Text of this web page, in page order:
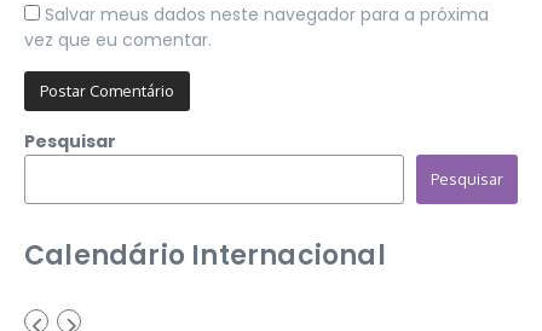
Salvar meus dados neste navegador para a próxima
vez que eu comentar.
Pesquisar
Pesquisar
Calendário Internacional